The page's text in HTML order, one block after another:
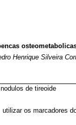
Henrique Silveira
de tireoide
utilizar os marcadores